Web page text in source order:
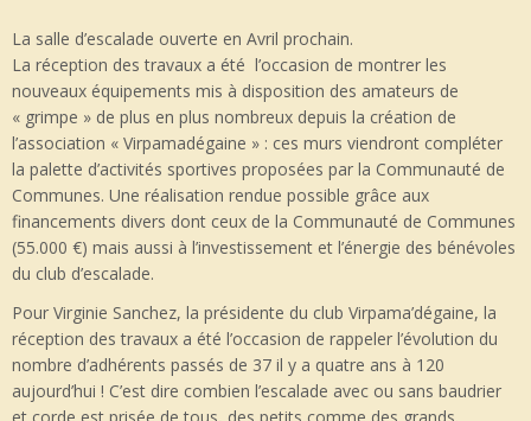
La salle d’escalade ouverte en Avril prochain.
La réception des travaux a été l’occasion de montrer les
nouveaux équipements mis à disposition des amateurs de
« grimpe » de plus en plus nombreux depuis la création de
l’association « Virpamadégaine » : ces murs viendront compléter
la palette d’activités sportives proposées par la Communauté de
Communes. Une réalisation rendue possible grâce aux
financements divers dont ceux de la Communauté de Communes
(55.000 €) mais aussi à l’investissement et l’énergie des bénévoles
du club d’escalade.
Pour Virginie Sanchez, la présidente du club Virpama’dégaine, la
réception des travaux a été l’occasion de rappeler l’évolution du
nombre d’adhérents passés de 37 il y a quatre ans à 120
aujourd’hui ! C’est dire combien l’escalade avec ou sans baudrier